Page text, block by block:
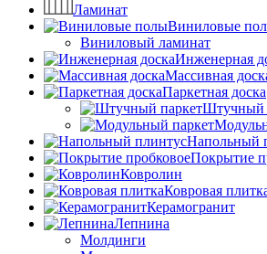
Ламинат
Виниловые
Виниловый ламинат
Инженерная
Массивная
Паркетная доска
Штучный
Напольный
Покрытие
Ковролин
Ковровая
Керамогранит
Лепнина
Молдинги